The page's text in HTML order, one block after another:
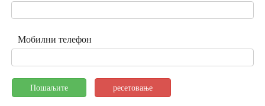
Мобилни телефон
Пошаљите ресетовање